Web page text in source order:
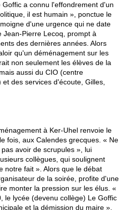
a connu l'effondrement d'un
il est humain », ponctue le
d'une urgence qui ne date
Jean-Pierre Lecoq, prompt à
des dernières années. Alors
qu'un déménagement sur les
non seulement les élèves de la
aussi du CIO (centre
des services d'écoute, Gilles,
à Ker-Uhel renvoie le
fois, aux Calendes grecques. « Ne
avoir de scrupules », lui
collègues, qui soulignent
notre fait ». Alors que le débat
de la soirée, profite d'une
monter la pression sur les élus. «
le lycée (devenu collège) Le Goffic
et la démission du maire »,